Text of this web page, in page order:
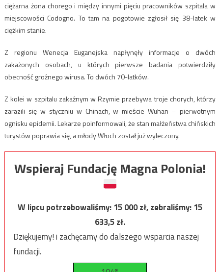
ciężarna żona chorego i między innymi pięciu pracowników szpitala w
miejscowości Codogno. To tam na pogotowie zgłosił się 38-latek w
ciężkim stanie.
Z regionu Wenecja Euganejska napłynęły informacje o dwóch
zakażonych osobach, u których pierwsze badania potwierdziły
obecność groźnego wirusa. To dwóch 70-latków.
Z kolei w szpitalu zakaźnym w Rzymie przebywa troje chorych, którzy
zarazili się w styczniu w Chinach, w mieście Wuhan – pierwotnym
ognisku epidemii. Lekarze poinformowali, że stan małżeństwa chińskich
turystów poprawia się, a młody Włoch został już wyleczony.
Wspieraj Fundację Magna Polonia!
W lipcu potrzebowaliśmy:15 000zł, zebraliśmy:15
633,5zł.
Dziękujemy! i zachęcamy do dalszego wsparcia naszej
fundacji.